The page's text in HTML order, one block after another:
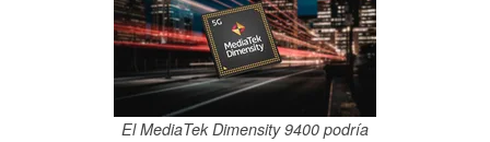
El MediaTek Dimensity 9400 podría